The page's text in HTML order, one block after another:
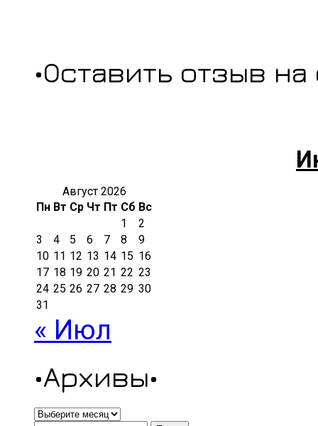
•Оставить отзыв на
Август 2026
Пн Вт Ср Чт Пт Сб Вс
1
2
3
4 5 6 7 8
9
10 11 12 13 14 15 16
17 18 19 20 21 22 23
24 25 26 27 28 29 30
31
« Июл
•Архивы•
•Архивы•